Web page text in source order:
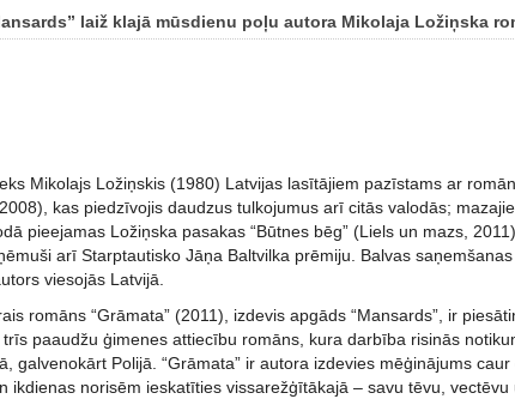
laiž klajā mūsdienu poļu autora Mikolaja Ložiņska
Mikolajs Ložiņskis (1980) Latvijas lasītājiem pazīstams ar
kas piedzīvojis daudzus tulkojumus arī citās valodās;
pieejamas Ložiņska pasakas “Būtnes bēg” (Liels un mazs,
arī Starptautisko Jāņa Baltvilka prēmiju. Balvas saņemšanas
viesojās Latvijā.
romāns “Grāmata” (2011), izdevis apgāds “Mansards”, ir
paaudžu ģimenes attiecību romāns, kura darbība risinās
galvenokārt Polijā. “Grāmata” ir autora izdevies mēģinājums
ikdienas norisēm ieskatīties vissarežģītākajā – savu tēvu, vectēvu